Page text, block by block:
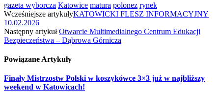
gazeta wyborcza Katowice matura polonez rynek
Wcześniejsze artykułyKATOWICKI FLESZ INFORMACYJNY
10.02.2026
Następny artykułOtwarcie Multimedialnego Centrum Edukacji
Bezpieczeństwa – Dąbrowa Górnicza
Powiązane Artykuły
Finały Mistrzostw Polski w koszykówce 3×3 już w najbliższy
weekend w Katowicach!